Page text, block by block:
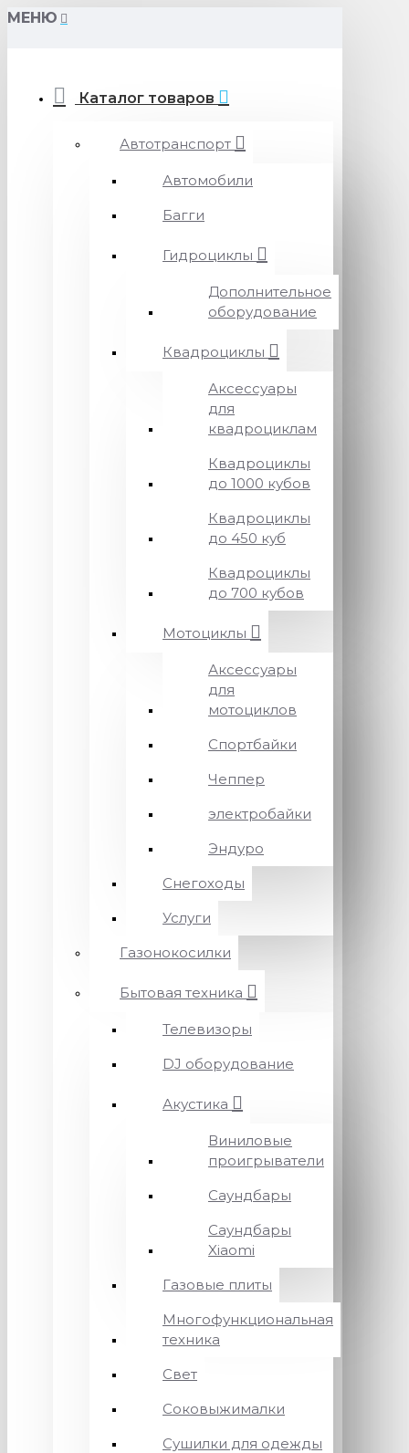
МЕНЮ
Каталог товаров
Автотранспорт
Автомобили
Багги
Гидроциклы
Дополнительное
оборудование
Квадроциклы
Аксессуары
для
квадроциклам
Квадроциклы
до 1000 кубов
Квадроциклы
до 450 куб
Квадроциклы
до 700 кубов
Мотоциклы
Аксессуары
для
мотоциклов
Спортбайки
Чеппер
электробайки
Эндуро
Снегоходы
Услуги
Газонокосилки
Бытовая техника
Телевизоры
DJ оборудование
Акустика
Виниловые
проигрыватели
Саундбары
Саундбары
Xiaomi
Газовые плиты
Многофункциональная
техника
Свет
Соковыжималки
Сушилки для одежды